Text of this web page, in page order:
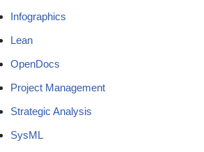
Infographics
Lean
OpenDocs
Project Management
Strategic Analysis
SysML